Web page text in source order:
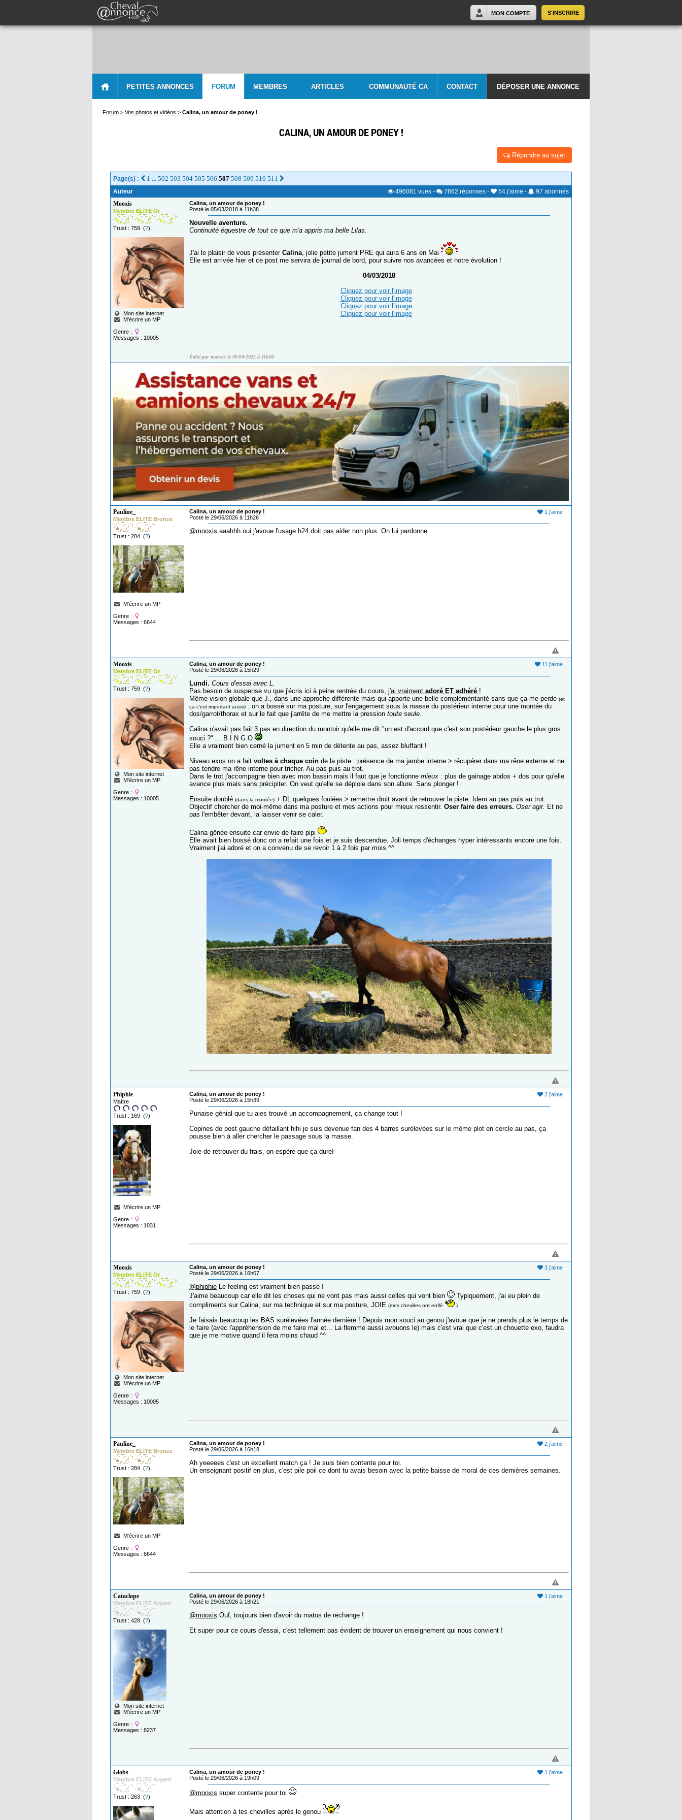
S'INSCRIRE
MON COMPTE
PETITES ANNONCES FORUM MEMBRES ARTICLES COMMUNAUTÉ CA CONTACT DÉPOSER UNE ANNONCE
Forum > Vos photos et vidéos > Calina, un amour de poney !
CALINA, UN AMOUR DE PONEY !
Répondre au sujet
Page(s) : 1 ... 502 503 504 505 506 507 508 509 510 511
Auteur 496081 vues - 7662 réponses - 54 j'aime - 97 abonnés
Mooxis
Membre ELITE Or
Trust : 759 (?)
Mon site internet
M'écrire un MP
Genre :
Messages : 10005
Calina, un amour de poney !
Posté le 05/03/2018 à 11h38
Nouvelle aventure.
Continuité équestre de tout ce que m'a appris ma belle Lilas.
J'ai le plaisir de vous présenter Calina, jolie petite jument PRE qui aura 6 ans en Mai
Elle est arrivée hier et ce post me servira de journal de bord, pour suivre nos avancées et notre évolution !
04/03/2018
Cliquez pour voir l'image
Cliquez pour voir l'image
Cliquez pour voir l'image
Cliquez pour voir l'image
Édité par mooxis le 09-04-2025 à 11h00
Pauline_
Membre ELITE Bronze
Trust : 284 (?)
M'écrire un MP
Genre :
Messages : 6644
1 j'aime
Calina, un amour de poney !
Posté le 29/06/2026 à 11h26
@mooxis aaahhh oui j'avoue l'usage h24 doit pas aider non plus. On lui pardonne.
Mooxis
Membre ELITE Or
Trust : 759 (?)
Mon site internet
M'écrire un MP
Genre :
Messages : 10005
11 j'aime
Calina, un amour de poney !
Posté le 29/06/2026 à 15h29
Lundi. Cours d'essai avec L.
Pas besoin de suspense vu que j'écris ici à peine rentrée du cours, j'ai vraiment adoré ET adhéré !
Même vision globale que J., dans une approche différente mais qui apporte une belle complémentarité sans que ça me perde (et
ça c'est important aussi) : on a bossé sur ma posture, sur l'engagement sous la masse du postérieur interne pour une montée du
dos/garrot/thorax et sur le fait que j'arrête de me mettre la pression toute seule.
Calina n'avait pas fait 3 pas en direction du montoir qu'elle me dit "on est d'accord que c'est son postérieur gauche le plus gros
souci ?" ... B I N G O
Elle a vraiment bien cerné la jument en 5 min de détente au pas, assez bluffant !
Niveau exos on a fait voltes à chaque coin de la piste : présence de ma jambe interne > récupérer dans ma rêne externe et ne
pas tendre ma rêne interne pour tricher. Au pas puis au trot.
Dans le trot j'accompagne bien avec mon bassin mais il faut que je fonctionne mieux : plus de gainage abdos + dos pour qu'elle
avance plus mais sans précipiter. On veut qu'elle se déploie dans son allure. Sans plonger !
Ensuite doublé (dans la montée) + DL quelques foulées > remettre droit avant de retrouver la piste. Idem au pas puis au trot.
Objectif chercher de moi-même dans ma posture et mes actions pour mieux ressentir. Oser faire des erreurs. Oser agir. Et ne
pas l'embêter devant, la laisser venir se caler.
Calina gênée ensuite car envie de faire pipi
Elle avait bien bossé donc on a refait une fois et je suis descendue. Joli temps d'échanges hyper intéressants encore une fois.
Vraiment j'ai adoré et on a convenu de se revoir 1 à 2 fois par mois ^^
Phiphie
Maître
Trust : 169 (?)
M'écrire un MP
Genre :
Messages : 1031
2 j'aime
Calina, un amour de poney !
Posté le 29/06/2026 à 15h39
Punaise génial que tu aies trouvé un accompagnement, ça change tout !
Copines de post gauche défaillant hihi je suis devenue fan des 4 barres surélevées sur le même plot en cercle au pas, ça
pousse bien à aller chercher le passage sous la masse.
Joie de retrouver du frais, on espère que ça dure!
Mooxis
Membre ELITE Or
Trust : 759 (?)
Mon site internet
M'écrire un MP
Genre :
Messages : 10005
3 j'aime
Calina, un amour de poney !
Posté le 29/06/2026 à 16h07
@phiphie Le feeling est vraiment bien passé !
J'aime beaucoup car elle dit les choses qui ne vont pas mais aussi celles qui vont bien
Typiquement, j'ai eu plein de
compliments sur Calina, sur ma technique et sur ma posture, JOIE (mes chevilles ont enflé )
Je faisais beaucoup les BAS surélevées l'année dernière ! Depuis mon souci au genou j'avoue que je ne prends plus le temps de
le faire (avec l'appréhension de me faire mal et... La flemme aussi avouons le) mais c'est vrai que c'est un chouette exo, faudra
que je me motive quand il fera moins chaud ^^
Pauline_
Membre ELITE Bronze
Trust : 284 (?)
M'écrire un MP
Genre :
Messages : 6644
2 j'aime
Calina, un amour de poney !
Posté le 29/06/2026 à 16h18
Ah yeeeees c'est un excellent match ça ! Je suis bien contente pour toi.
Un enseignant positif en plus, c'est pile poil ce dont tu avais besoin avec la petite baisse de moral de ces dernières semaines.
Cataclope
Membre ELITE Argent
Trust : 428 (?)
Mon site internet
M'écrire un MP
Genre :
Messages : 8237
1 j'aime
Calina, un amour de poney !
Posté le 29/06/2026 à 18h21
@mooxis Ouf, toujours bien d'avoir du matos de rechange !
Et super pour ce cours d'essai, c'est tellement pas évident de trouver un enseignement qui nous convient !
Globs
Membre ELITE Argent
Trust : 263 (?)
1 j'aime
Calina, un amour de poney !
Posté le 29/06/2026 à 19h09
@mooxis super contente pour toi
Mais attention à tes chevilles après le genou